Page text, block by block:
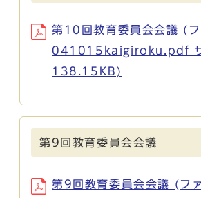
第10回教育委員会会議 (フ
041015kaigiroku.pdf サ
138.15KB)
第9回教育委員会会議
第9回教育委員会会議 (フ